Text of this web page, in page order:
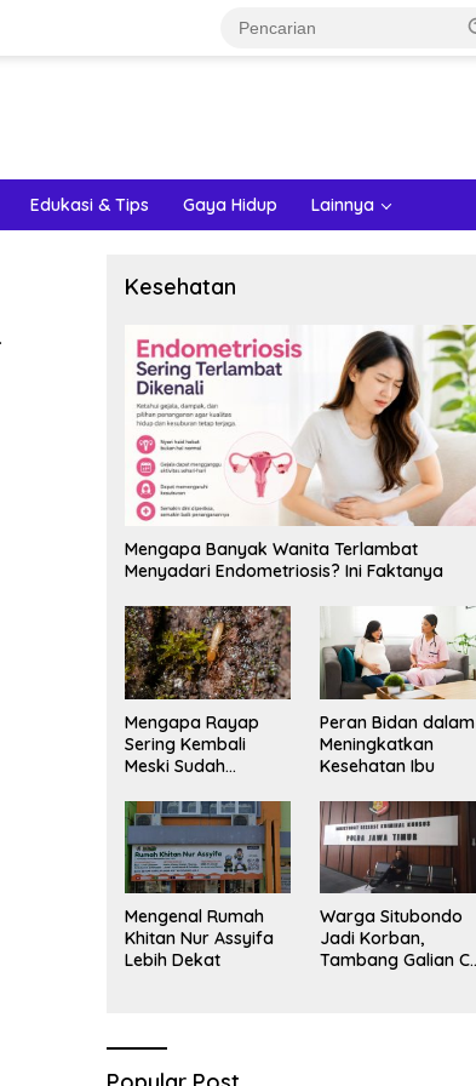
Edukasi & Tips Gaya Hidup Lainnya
Kesehatan
Mengapa Banyak Wanita Terlambat
Menyadari Endometriosis? Ini Faktanya
Mengapa Rayap
Sering Kembali
Meski Sudah
Peran Bidan dalam
Meningkatkan
Kesehatan Ibu
Mengenal Rumah
Khitan Nur Assyifa
Lebih Dekat
Warga Situbondo
Jadi Korban,
Tambang Galian C